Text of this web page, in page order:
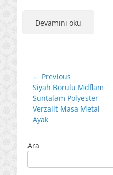
Devamını oku
Yazı
gezinmesi
← Previous
Previous
post:
Siyah Borulu Mdflam
Suntalam Polyester
Verzalit Masa Metal
Ayak
Ara